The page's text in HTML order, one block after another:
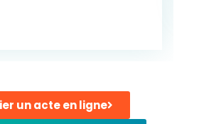
un acte en ligne